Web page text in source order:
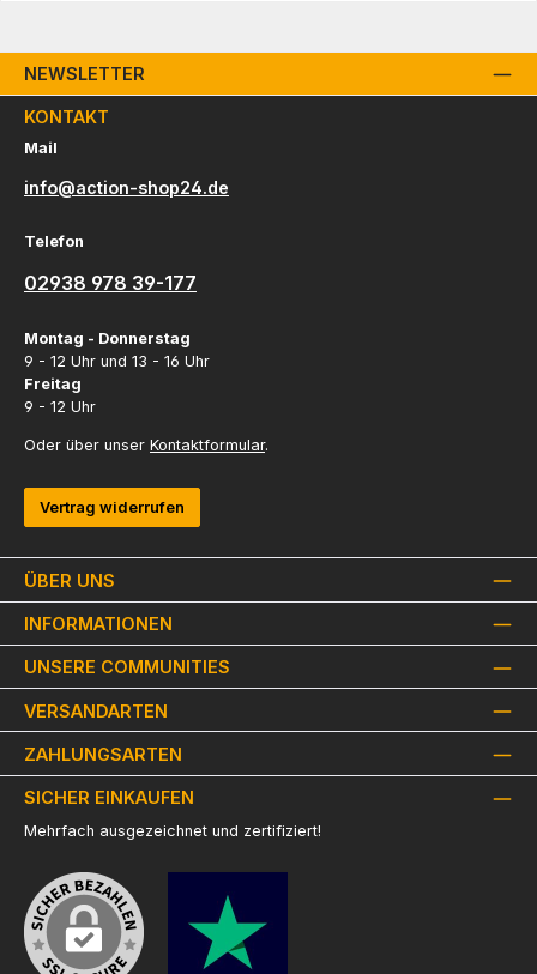
NEWSLETTER
ÜBER UNS
INFORMATIONEN
KONTAKT
Mail
info@action-shop24.de
Telefon
02938 978 39-177
Montag - Donnerstag
9 - 12 Uhr und 13 - 16 Uhr
Freitag
9 - 12 Uhr
Oder über unser Kontaktformular.
Vertrag widerrufen
UNSERE COMMUNITIES
VERSANDARTEN
ZAHLUNGSARTEN
SICHER EINKAUFEN
Mehrfach ausgezeichnet und zertifiziert!